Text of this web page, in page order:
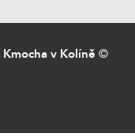
v Kolíně ©